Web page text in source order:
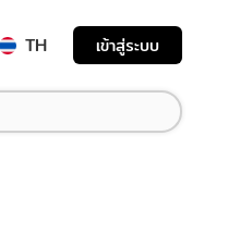
TH เข้าสู่ระบบ